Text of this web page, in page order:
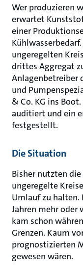
Wer produzieren
erwartet
einer
ungeregelten
drittes Aggregat
Anlagenbetreiber
und
& Co. KG ins
auditiert und ein
festgestellt.
Die Situation
Bisher nutzten
ungeregelte
Umlauf zu halten.
Jahren mehr oder
kam schon
Grenzen. Kaum
prognostizierten
gewesen wären.